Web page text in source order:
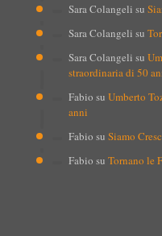
Sara Colangeli su
Sara Colangeli su
Sara Colangeli su
straordinaria di 50
Fabio su Umberto
anni
Fabio su Siamo
Fabio su Tornano le